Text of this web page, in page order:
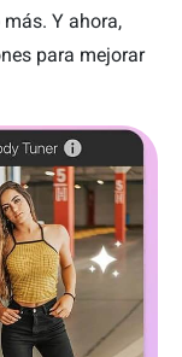
Y ahora,
para mejorar